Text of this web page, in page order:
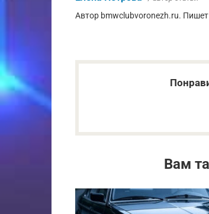
Автор bmwclubvoronezh.ru.
Вам